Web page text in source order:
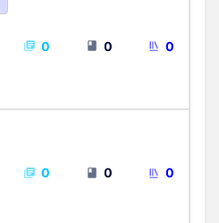
0 0 0
0 0 0